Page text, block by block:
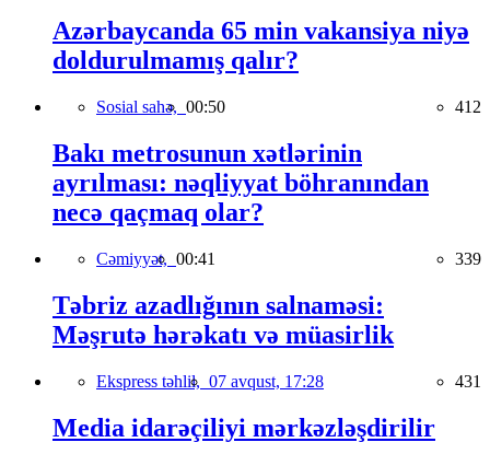
Azərbaycanda 65 min vakansiya niyə
doldurulmamış qalır?
Sosial sahə, 00:50 412
Bakı metrosunun xətlərinin
ayrılması: nəqliyyat böhranından
necə qaçmaq olar?
Cəmiyyət, 00:41 339
Təbriz azadlığının salnaməsi:
Məşrutə hərəkatı və müasirlik
Ekspress təhlil, 07 avqust, 17:28 431
Media idarəçiliyi mərkəzləşdirilir